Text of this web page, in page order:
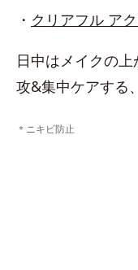
・ クリアフル ア
日中はメイクの
攻&集中ケアする
＊ニキビ防止